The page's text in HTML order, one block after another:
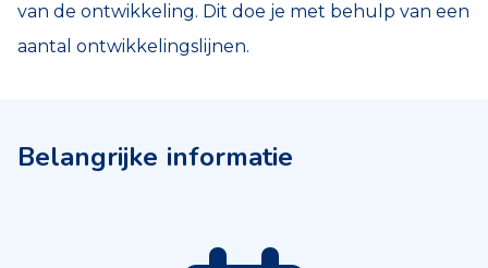
van de ontwikkeling. Dit doe je met behulp van een
aantal ontwikkelingslijnen.
Belangrijke informatie